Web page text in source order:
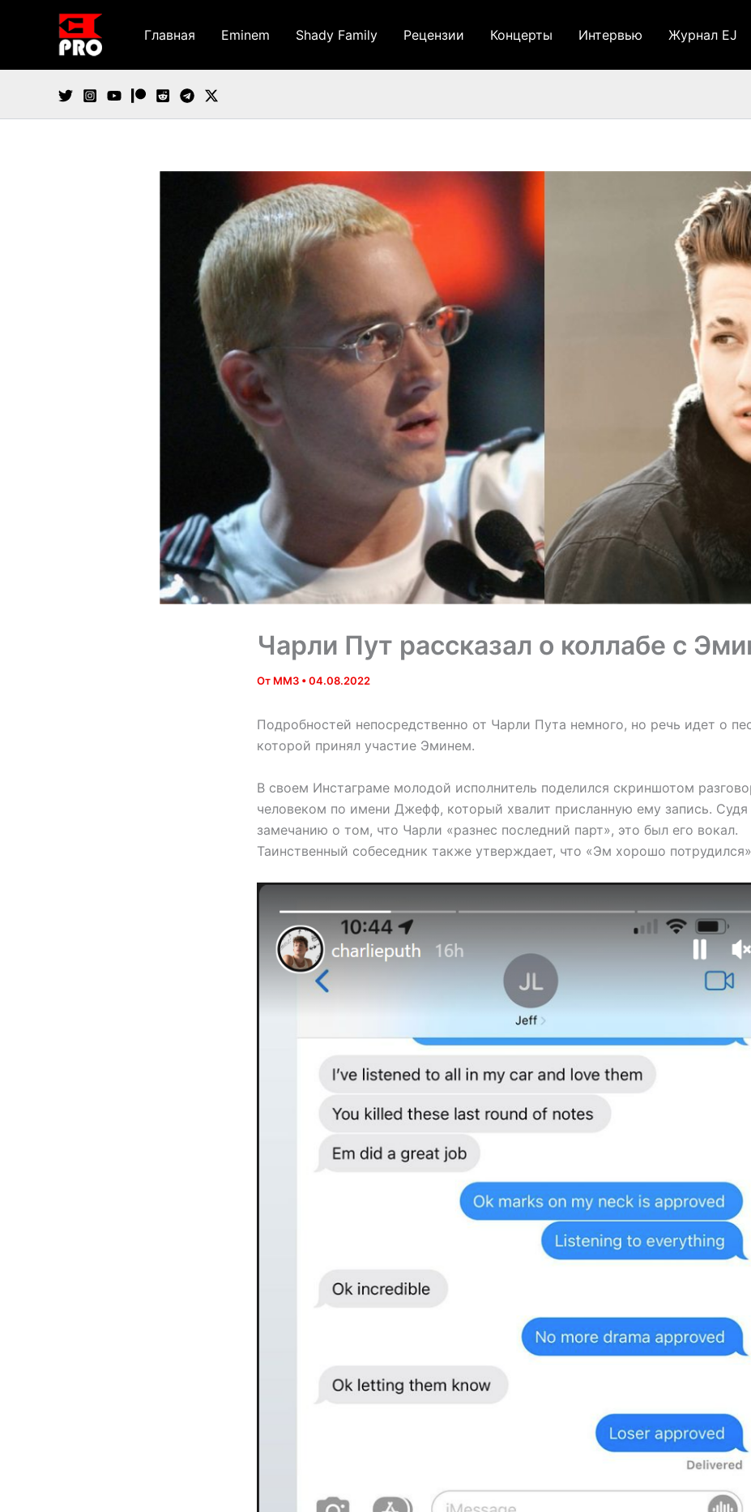
содержимому
Главная Eminem Shady Family Рецензии Концерты Интервью Журнал EJ
Чарли Пут рассказал о коллабе с
От MM3 •04.08.2022
Подробностей непосредственно от Чарли Пута немного, но речь идет о
которой принял участие Эминем.
В своем Инстаграме молодой исполнитель поделился скриншотом
человеком по имени Джефф, который хвалит присланную ему запись. Судя
замечанию о том, что Чарли «разнес последний парт», это был его вокал.
Таинственный собеседник также утверждает, что «Эм хорошо